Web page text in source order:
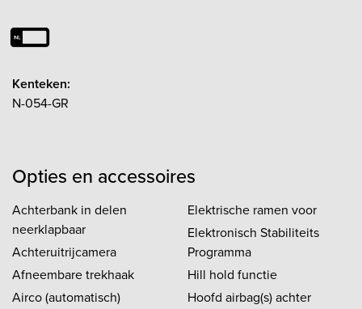
Kenteken:
N-054-GR
Opties en accessoires
Achterbank in delen
neerklapbaar
Achteruitrijcamera
Afneembare trekhaak
Airco (automatisch)
Elektrische ramen voor
Elektronisch Stabiliteits
Programma
Hill hold functie
Hoofd airbag(s) achter